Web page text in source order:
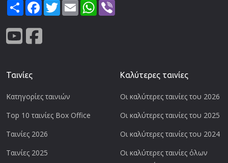
ShareFacebook
TwitterEmail WhatsApp
Ταινίες
Κατηγορίες ταινιών
Top 10 ταινίες Box Office
Ταινίες 2026
Ταινίες 2025
Καλύτερες ταινίες
Οι καλύτερες ταινίες του 2026
Οι καλύτερες ταινίες του 2025
Οι καλύτερες ταινίες του 2024
Οι καλύτερες ταινίες όλων